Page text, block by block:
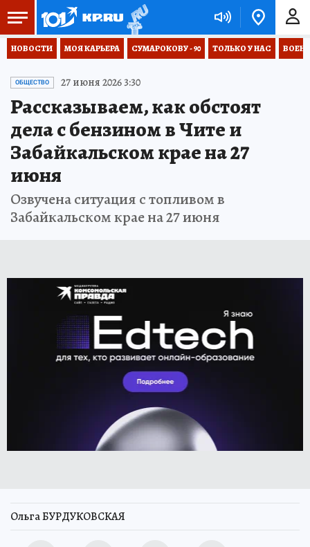
НОВОСТИ МОЯ КАРЬЕРА СУМАРОКОВУ - 90 ТОЛЬКО У НАС
ОБЩЕСТВО 27 июня 2026 3:30
Рассказываем, как обстоят
дела с бензином в Чите и
Забайкальском крае на 27
июня
Озвучена ситуация с топливом в
Забайкальском крае на 27 июня
Ольга БУРДУКОВСКАЯ